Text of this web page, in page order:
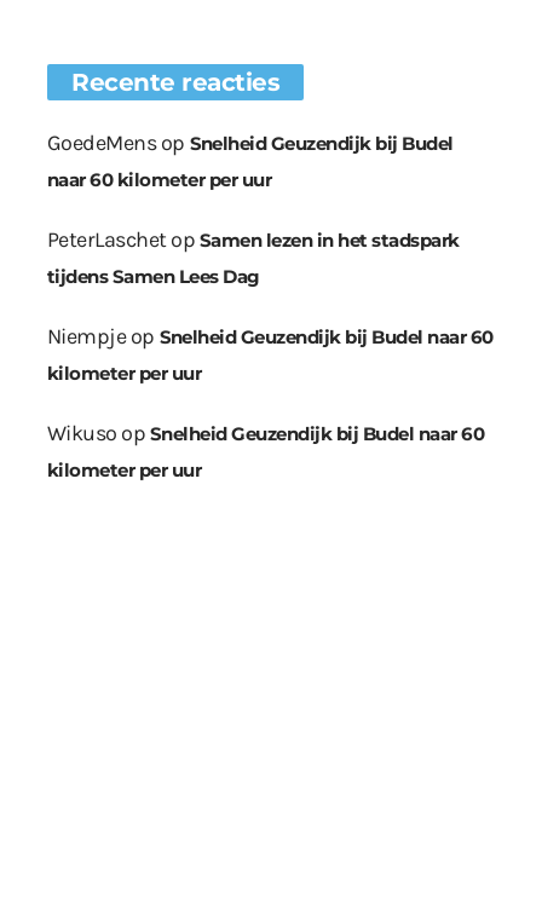
Recente reacties
GoedeMensop Snelheid Geuzendijk bij Budel
naar 60 kilometer per uur
PeterLaschetop Samen lezen in het stadspark
tijdens Samen Lees Dag
Niempjeop Snelheid Geuzendijk bij Budel naar 60
kilometer per uur
Wikuso op Snelheid Geuzendijk bij Budel naar 60
kilometer per uur